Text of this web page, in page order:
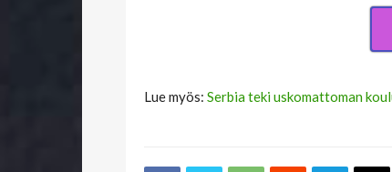
Lue myös: Serbia teki uskomattoman